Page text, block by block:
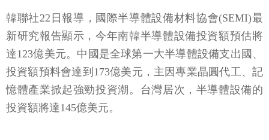
韓聯社22日報導，國際半導體設備材料協會(SEMI)最
新研究報告顯示，今年南韓半導體設備投資額預估將
達123億美元。中國是全球第一大半導體設備支出國、
投資額預料會達到173億美元，主因專業晶圓代工、記
憶體產業掀起強勁投資潮。台灣居次，半導體設備的
投資額將達145億美元。